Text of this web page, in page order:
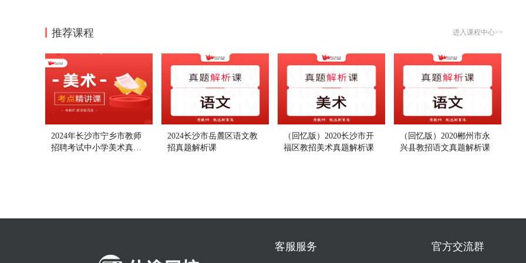
推荐课程 进入课程中心>>
2024年长沙市宁乡市教师
招聘考试中小学美术真题
2024长沙市岳麓区语文教
招真题解析课
（回忆版）2020长沙市开
福区教招美术真题解析课
（回忆版）2020郴州市永
兴县教招语文真题解析课
客服服务 官方交流群